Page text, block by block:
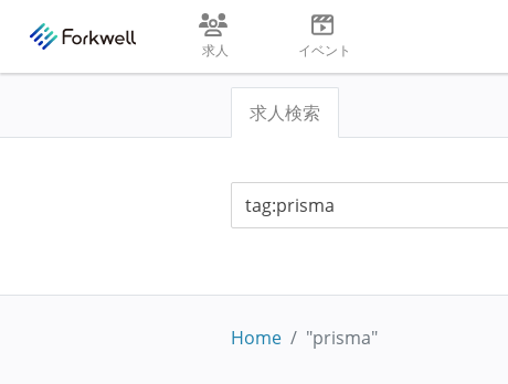
求人 イベント
求人検索
Home "prisma"